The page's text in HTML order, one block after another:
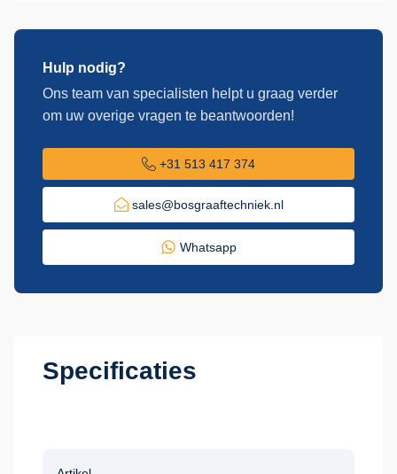
Hulp nodig?
Ons team van specialisten helpt u graag verder
om uw overige vragen te beantwoorden!
+31 513 417 374
sales@bosgraaftechniek.nl
Whatsapp
Specificaties